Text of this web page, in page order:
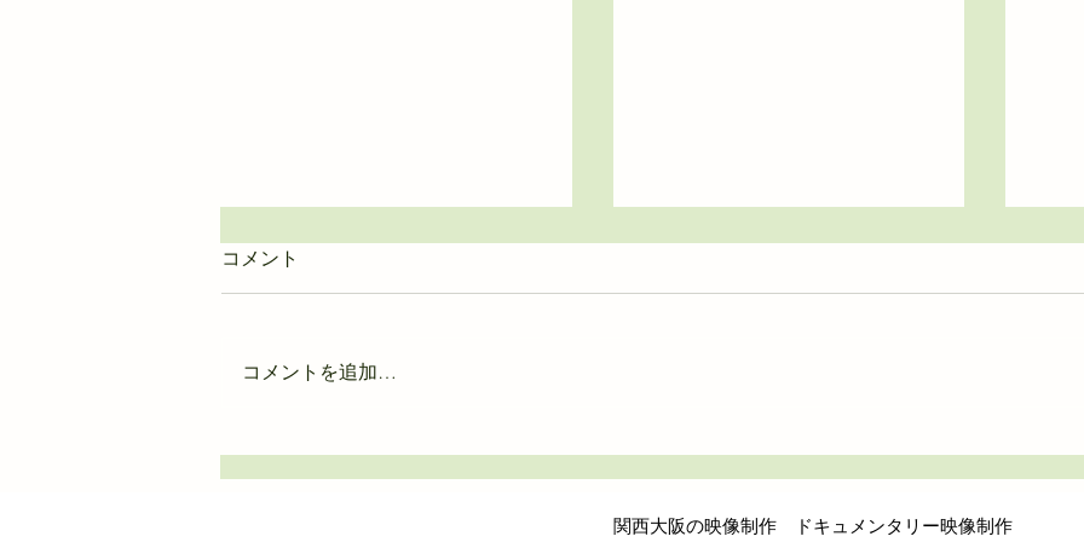
映画上映情報（斬コレクショ
ン）
1948年から続く老舗の金属プ
レス加工業様のプロモーショ
ンビデオを作成
コメント
コメントを追加…
関西大阪の映像制作 ドキュメンタリー映像制作